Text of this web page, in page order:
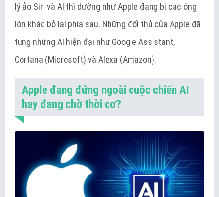
lý ảo Siri và AI thì dường như Apple đang bị các ông
lớn khác bỏ lại phía sau. Những đối thủ của Apple đã
tung những AI hiện đại như Google Assistant,
Cortana (Microsoft) và Alexa (Amazon).
Apple đang đứng ngoài cuộc chiến AI
hay đang chờ thời cơ?